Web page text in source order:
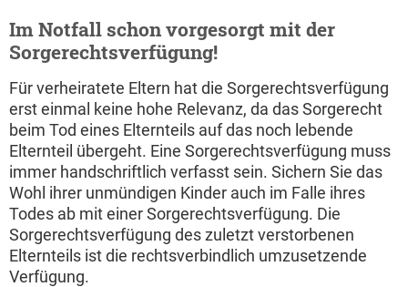
Im Notfall schon vorgesorgt mit der
Sorgerechtsverfügung!
Für verheiratete Eltern hat die Sorgerechtsverfügung
erst einmal keine hohe Relevanz, da das Sorgerecht
beim Tod eines Elternteils auf das noch lebende
Elternteil übergeht. Eine Sorgerechtsverfügung muss
immer handschriftlich verfasst sein. Sichern Sie das
Wohl ihrer unmündigen Kinder auch im Falle ihres
Todes ab mit einer Sorgerechtsverfügung. Die
Sorgerechtsverfügung des zuletzt verstorbenen
Elternteils ist die rechtsverbindlich umzusetzende
Verfügung.